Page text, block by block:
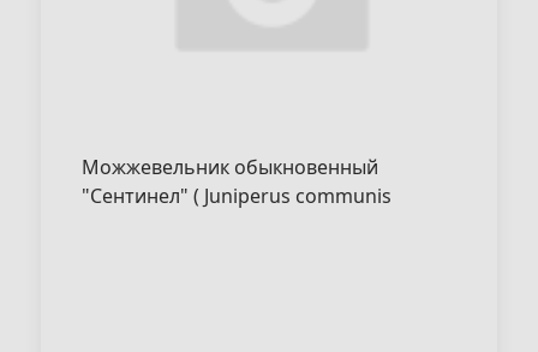
Можжевельник обыкновенный
"Сентинел" ( Juniperus communis